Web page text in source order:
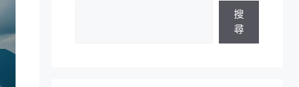
搜
尋